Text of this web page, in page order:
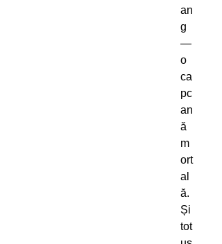
an
g
—
o
ca
pc
an
ă
m
ort
al
ă.
Și
tot